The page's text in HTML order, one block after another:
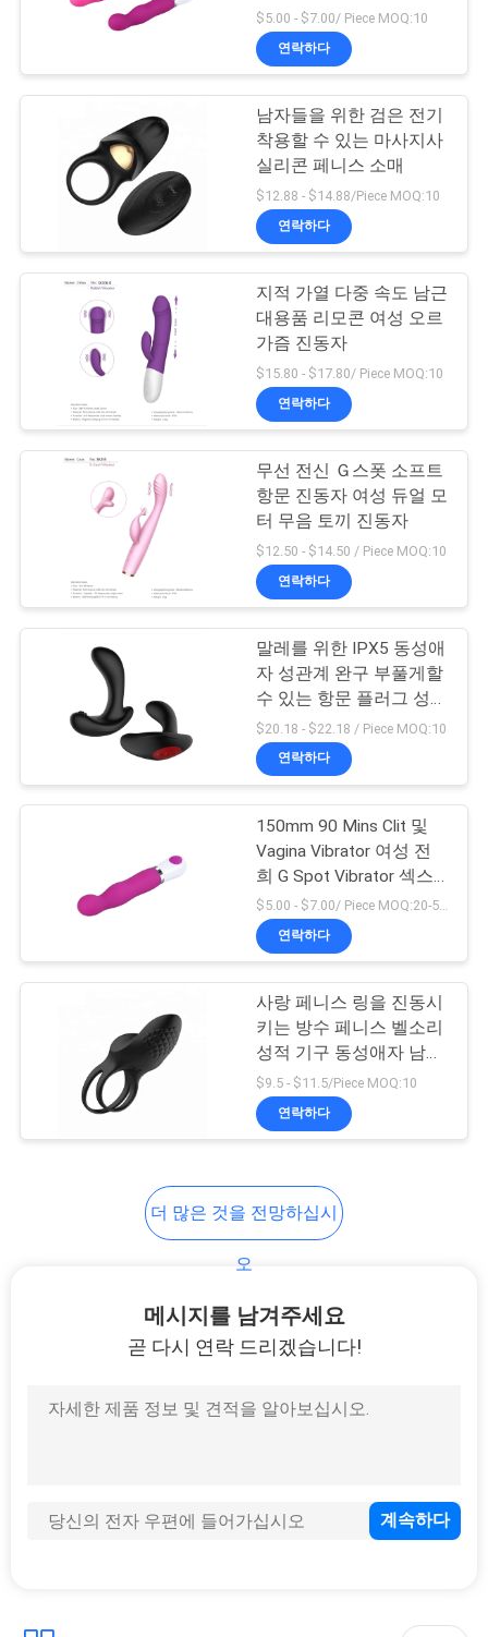
질
문
의
소
회
하
이
트
PRIVACY
POLICY
현실적 섹스 인형
총알 진동자 성적 기
구
22
AV 막대 마사지사
26
발언 리킹 진동자
21
진동 달걀 성적 기구
항문 플러그 성적 기
사지사
$5.00 - $7.00/ Piece MOQ:10
연락하다
남자들을 위한 검은 전기
착용할 수 있는 마사지사
실리콘 페니스 소매
$12.88 - $14.88/Piece MOQ:10
연락하다
지적 가열 다중 속도 남근
대용품 리모콘 여성 오르
가즘 진동자
$15.80 - $17.80/ Piece MOQ:10
연락하다
무선 전신 Ｇ스폿 소프트
항문 진동자 여성 듀얼 모
터 무음 토끼 진동자
$12.50 - $14.50 / Piece MOQ:10
연락하다
말레를 위한 IPX5 동성애
자 성관계 완구 부풀게할
수 있는 항문 플러그 성적
기구 건강 실리콘 궁둥이
플러그
$20.18 - $22.18 / Piece MOQ:10
연락하다
150mm 90 Mins Clit 및
Vagina Vibrator 여성 전
희 G Spot Vibrator 섹스
토이
$5.00 - $7.00/ Piece MOQ:20-50PCS
연락하다
사랑 페니스 링을 진동시
키는 방수 페니스 벨소리
성적 기구 동성애자 남자
수음동
$9.5 - $11.5/Piece MOQ:10
연락하다
더 많은 것을 전망하십시
오
메시지를 남겨주세요
곧 다시 연락 드리겠습니다!